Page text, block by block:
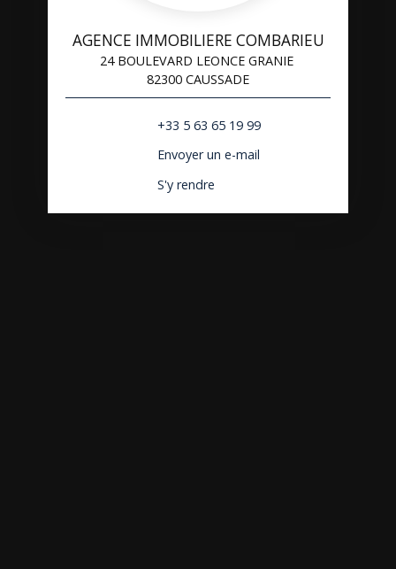
AGENCE IMMOBILIERE COMBARIEU
24 BOULEVARD LEONCE GRANIE
82300 CAUSSADE
+33 5 63 65 19 99
Envoyer un e-mail
S'y rendre